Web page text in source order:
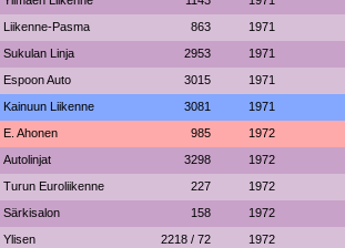
Liikenne-Pasma 863 1971
Sukulan Linja 2953 1971
Espoon Auto 3015 1971
Kainuun Liikenne 3081 1971
E. Ahonen 985 1972
Autolinjat 3298 1972
Turun Euroliikenne 227 1972
Särkisalon 158 1972
Ylisen 2218 / 72 1972